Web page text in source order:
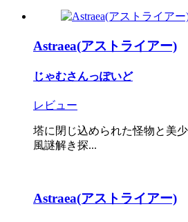
Astraea(アストライアー)
じゃむさんっぽいど
レビュー
塔に閉じ込められた怪物と美
風謎解き探...
Astraea(アストライアー)